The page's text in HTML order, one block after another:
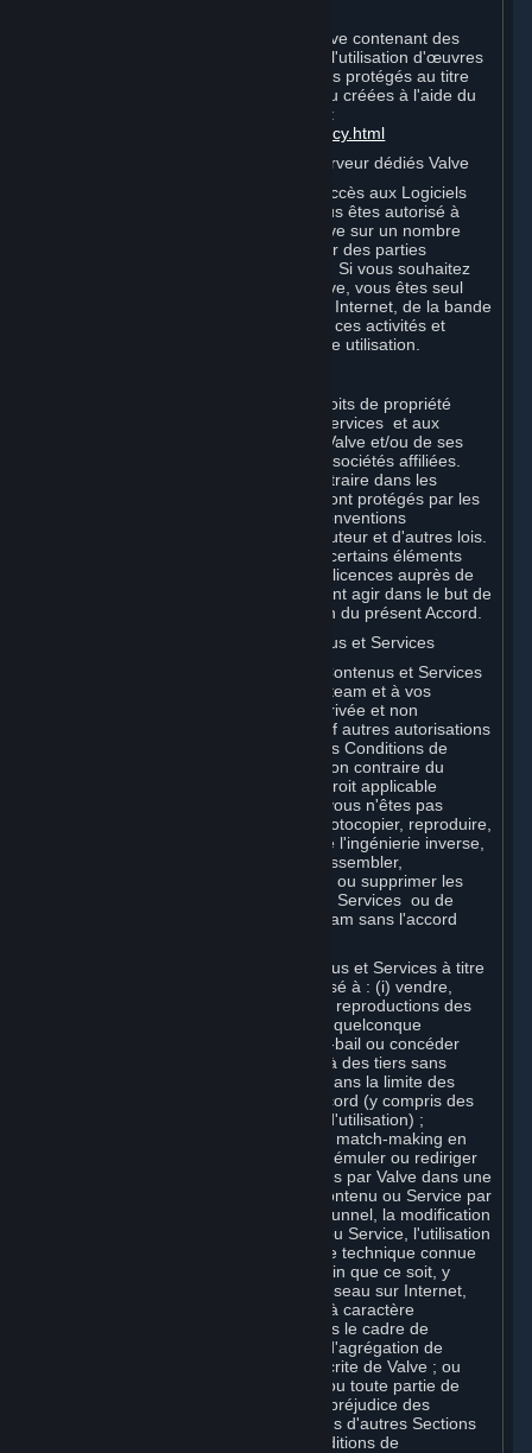
Pour consulter la politique vidéo de Valve contenant des
conditions supplémentaires relatives à l'utilisation d'œuvres
audiovisuelles incorporant des éléments protégés au titre
de la propriété intellectuelle de Valve ou créées à l'aide du
logiciel Source® Filmmaker, cliquez ici :
http://www.valvesoftware.com/videopolicy.html
E. Licence d'utilisation des Logiciels serveur dédiés Valve
Vos Souscriptions peuvent inclure un accès aux Logiciels
serveur dédiés Valve. Dans ce cas, vous êtes autorisé à
utiliser les Logiciels serveur dédiés Valve sur un nombre
illimité d'ordinateurs aux fins d'héberger des parties
multijoueurs en ligne de produits Valve. Si vous souhaitez
utiliser les Logiciels serveur dédiés Valve, vous êtes seul
responsable de la fourniture de l'accès Internet, de la bande
passante ou du matériel nécessaires à ces activités et
supportez tous les frais associés à votre utilisation.
Tous les titres, droits de propriété et droits de propriété
intellectuelle relatifs aux Contenus et Services et aux
copies de ceux-ci sont la propriété de Valve et/ou de ses
concédants ou des concédants de ses sociétés affiliées.
Tous droits réservés, sauf mention contraire dans les
présentes. Les Contenus et Services sont protégés par les
lois sur le copyright, les traités et les conventions
internationaux en matière de droits d'auteur et d'autres lois.
Les Contenus et Services contiennent certains éléments
sous licence. Les concédants desdites licences auprès de
Valve et de ses sociétés affiliées peuvent agir dans le but de
protéger leurs droits en cas de violation du présent Accord.
G. Restrictions d'utilisation des Contenus et Services
Vous n'êtes pas autorisé à utiliser les Contenus et Services
à d'autres fins que l'accès autorisé à Steam et à vos
Souscriptions, et que votre utilisation privée et non
commerciale de vos Souscriptions, sauf autres autorisations
énoncées dans le présent Accord ou les Conditions de
Souscription applicables. Sauf disposition contraire du
présent Accord, ou conformément au droit applicable
nonobstant les présentes restrictions, vous n'êtes pas
autorisé, en tout ou partie, à copier, photocopier, reproduire,
publier, distribuer, traduire, effectuer de l'ingénierie inverse,
modifier le code source, modifier, désassembler,
décompiler, créer des œuvres dérivées ou supprimer les
mentions de propriété des Contenus et Services ou de
logiciels accessibles par le biais de Steam sans l'accord
Vous êtes autorisé à utiliser les Contenus et Services à titre
personnel, mais vous n'êtes pas autorisé à : (i) vendre,
accorder un privilège ou transférer des reproductions des
Contenus et Services à des tiers d'une quelconque
manière, ni à louer, donner en location-bail ou concéder
sous licence les Contenus et Services à des tiers sans
l'accord préalable écrit de Valve, sauf dans la limite des
autorisations expresses du présent Accord (y compris des
Conditions de Souscription ou Règles d'utilisation) ;
(ii) héberger ou fournir des services de match-making en
ligne pour les Contenus et Services ou émuler ou rediriger
les protocoles de communication utilisés par Valve dans une
fonction de réseau quelconque d'un Contenu ou Service par
l'émulation du protocole, la mise sous tunnel, la modification
ou l'ajout de composants au Contenu ou Service, l'utilisation
d'un programme utilitaire ou toute autre technique connue
ou développée par la suite, à quelque fin que ce soit, y
compris notamment pour les jeux en réseau sur Internet,
les jeux en réseau à l'aide de réseaux à caractère
commercial ou non commercial ou dans le cadre de
réseaux, de sites Web ou de services d'agrégation de
contenu, sans autorisation préalable écrite de Valve ; ou
(iii) exploiter les Contenus et Services ou toute partie de
ceux-ci à des fins commerciales, sans préjudice des
autorisations expresses contenues dans d'autres Sections
du présent Accord (y compris des Conditions de